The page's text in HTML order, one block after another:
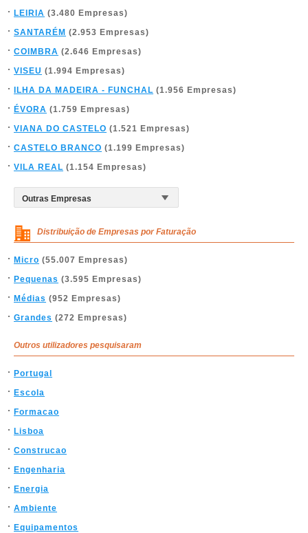
LEIRIA (3.480 Empresas)
SANTARÉM (2.953 Empresas)
COIMBRA (2.646 Empresas)
VISEU (1.994 Empresas)
ILHA DA MADEIRA - FUNCHAL (1.956 Empresas)
ÉVORA (1.759 Empresas)
VIANA DO CASTELO (1.521 Empresas)
CASTELO BRANCO (1.199 Empresas)
VILA REAL (1.154 Empresas)
Distribuição de Empresas por Faturação
Micro (55.007 Empresas)
Pequenas (3.595 Empresas)
Médias (952 Empresas)
Grandes (272 Empresas)
Outros utilizadores pesquisaram
Portugal
Escola
Formacao
Lisboa
Construcao
Engenharia
Energia
Ambiente
Equipamentos